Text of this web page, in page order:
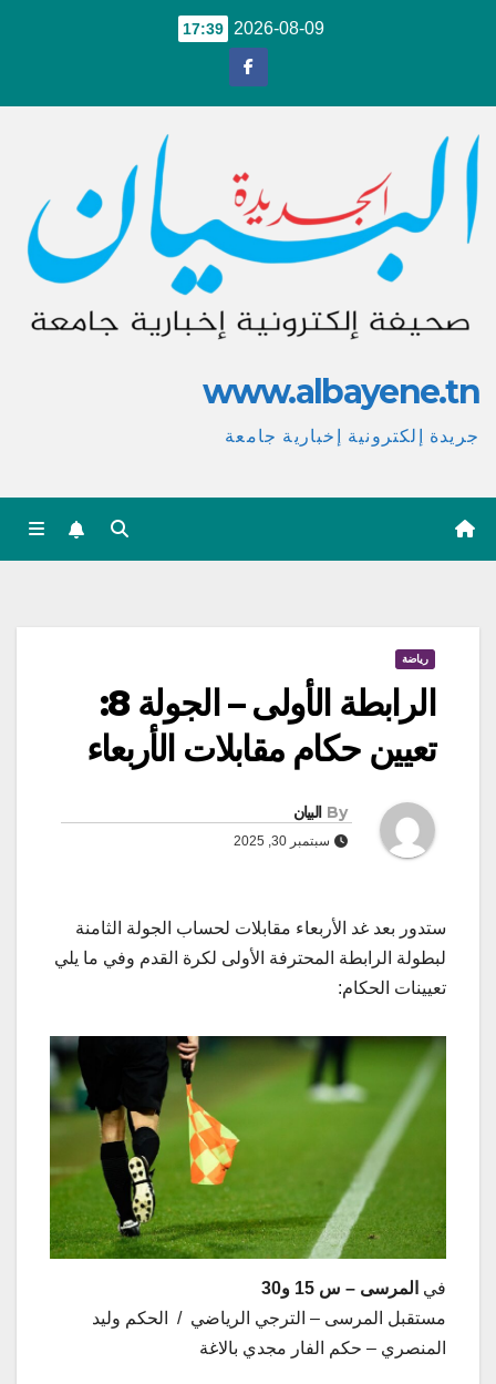
2026-08-09
17:39
www.albayene.tn
جريدة إلكترونية إخبارية جامعة
رياضة
الرابطة الأولى – الجولة 8:
تعيين حكام مقابلات الأربعاء
By البيان
سبتمبر 30, 2025
ستدور بعد غد الأربعاء مقابلات لحساب الجولة الثامنة
لبطولة الرابطة المحترفة الأولى لكرة القدم وفي ما يلي
تعيينات الحكام:
في المرسى – س 15 و30
مستقبل المرسى – الترجي الرياضي / الحكم وليد
المنصري – حكم الفار مجدي بالاغة